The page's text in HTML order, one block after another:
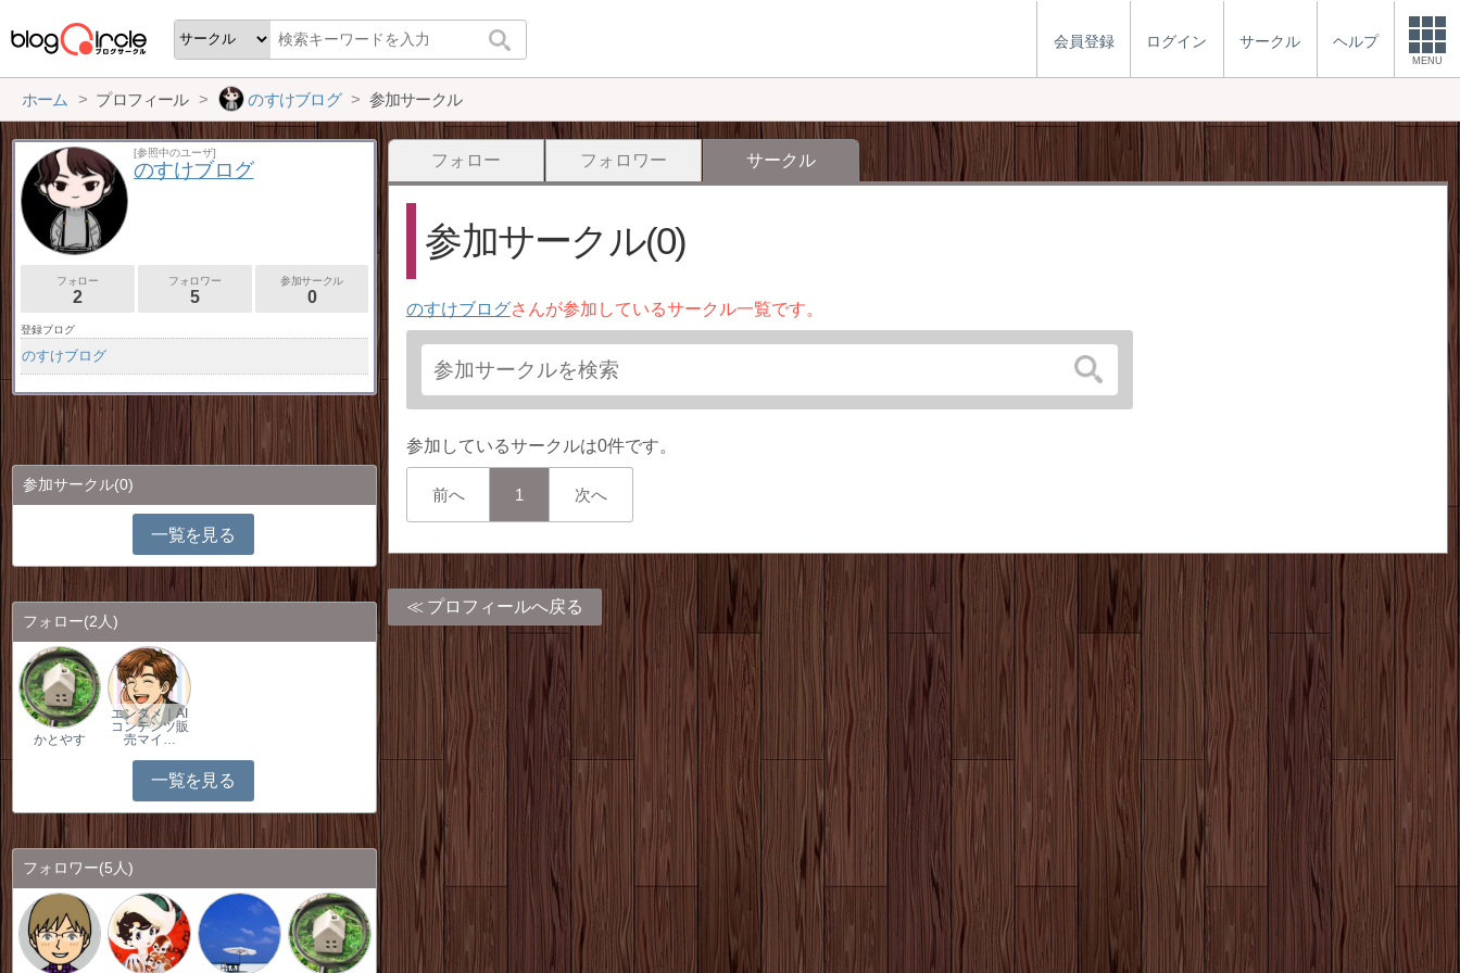
会員登録 ログイン サークル ヘルプ
MENU
ホーム プロフィール のすけブログ 参加サークル
フォロー フォロワー サークル
参加サークル(0)
のすけブログさんが参加しているサークル一覧です。
参加しているサークルは0件です。
前へ 1 次へ
プロフィールへ戻る
[参照中のユーザ]
のすけブログ
フォロー
2
フォロワー
5
参加サークル
0
登録ブログ
のすけブログ
参加サークル(0)
一覧を見る
フォロー(2人)
かとやす
エンタメ｜AI
コンテンツ販
売マイ…
一覧を見る
フォロワー(5人)